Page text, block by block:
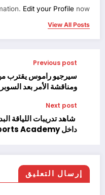
Edit your Profile now.
View All Posts
Previous post
سيرجيو راموس
ومناقشة الأمر بعد
Next post
شاهد تدريبات اللياقة
داخل Life Sports Academy : فيديو و الصور
إرسال التعليق